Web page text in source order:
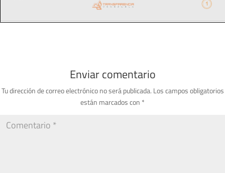
Enviar comentario
Tu dirección de correo electrónico no será publicada. Los campos obligatorios
están marcados con *